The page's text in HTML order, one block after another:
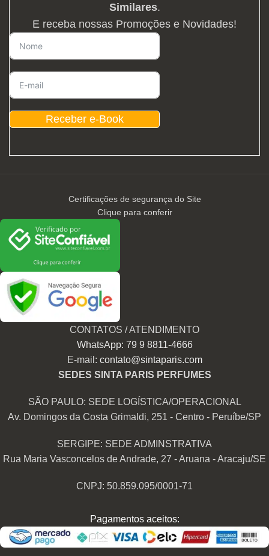
Similares.
E receba nossas Promoções e Novidades!
Receber e-Book
Certificações de segurança do Site
Clique para conferir
CONTATOS / ATENDIMENTO
WhatsApp: 79 9 8811-4666
E-mail: contato@sintaparis.com
SEDES SINTA PARIS PERFUMES
SÃO PAULO: SEDE LOGÍSTICA/OPERACIONAL
Av. Domingos da Costa Grimaldi, 251 - Centro - Peruíbe/SP
SERGIPE: SEDE ADMINSTRATIVA
Rua Maria Vasconcelos de Andrade, 27 - Aruana - Aracaju/SE
CNPJ: 50.859.095/0001-71
Pagamentos aceitos: